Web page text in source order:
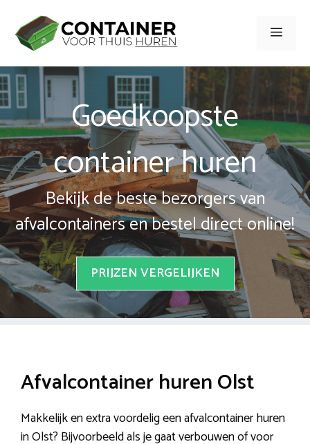
naar
inhoud
Menu
Goedkoopste
container huren
Bekijk de beste bezorgers van
afvalcontainers en bestel direct online!
PRIJZEN VERGELIJKEN
Afvalcontainer huren Olst
Makkelijk en extra voordelig een afvalcontainer huren
in Olst? Bijvoorbeeld als je gaat verbouwen of voor